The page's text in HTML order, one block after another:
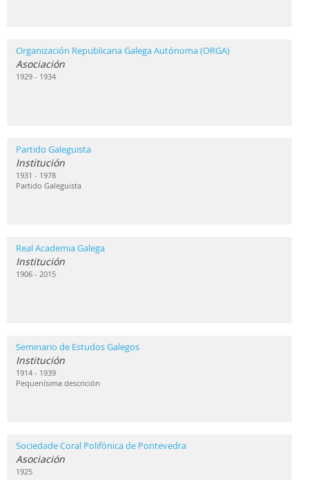
Organización Republicana Galega Autónoma (ORGA)
Asociación
1929 - 1934
Partido Galeguista
Institución
1931 - 1978
Partido Galeguista
Real Academia Galega
Institución
1906 - 2015
Seminario de Estudos Galegos
Institución
1914 - 1939
Pequenísima descrición
Sociedade Coral Polifónica de Pontevedra
Asociación
1925